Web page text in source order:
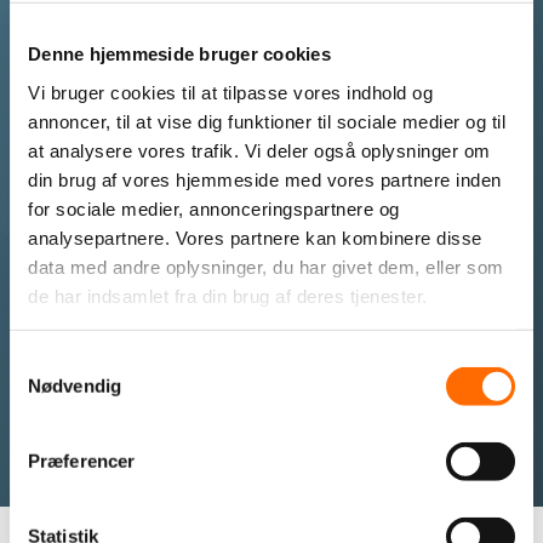
Denne hjemmeside bruger cookies
Vi bruger cookies til at tilpasse vores indhold og
annoncer, til at vise dig funktioner til sociale medier og til
at analysere vores trafik. Vi deler også oplysninger om
din brug af vores hjemmeside med vores partnere inden
for sociale medier, annonceringspartnere og
analysepartnere. Vores partnere kan kombinere disse
data med andre oplysninger, du har givet dem, eller som
de har indsamlet fra din brug af deres tjenester.
Nødvendig
Præferencer
Statistik
og sikkerhed, som jeres virksomhed har brug for.
Ring til os hvis du ønsker yderligere
oplysninger om en dedikeret server
+45 87 25 07 87
Jeg vil gerne kontaktes